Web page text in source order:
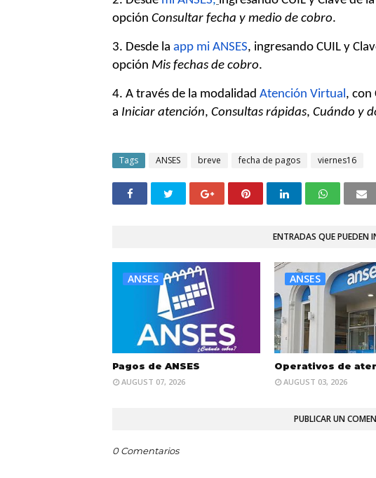
opción Consultar fecha y medio de cobro.
3. Desde la app mi ANSES, ingresando CUIL y
opción Mis fechas de cobro.
4. A través de la modalidad Atención Virtual, con
a Iniciar atención, Consultas rápidas, Cuándo y
Tags ANSES breve fecha de pagos viernes16
ENTRADAS QUE PUEDEN
ANSES
Pagos de ANSES
AUGUST 07, 2026
ANSES
Operativos de
AUGUST 03, 2026
PUBLICAR UN
0 Comentarios